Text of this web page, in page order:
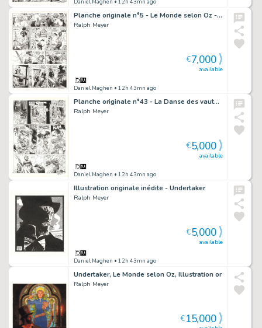
Daniel Maghen • 12h 43mn ago
Planche originale n°5 - Le Monde selon Oz - Undertaker
Ralph Meyer
Daniel Maghen • 12h 43mn ago
available
€7,000
Planche originale n°43 - La Danse des vautours - Undertaker
Ralph Meyer
Daniel Maghen • 12h 43mn ago
available
€5,000
Illustration originale inédite - Undertaker
Ralph Meyer
Daniel Maghen • 12h 43mn ago
available
€5,000
Undertaker, Le Monde selon Oz, Illustration or
Ralph Meyer
€15,000